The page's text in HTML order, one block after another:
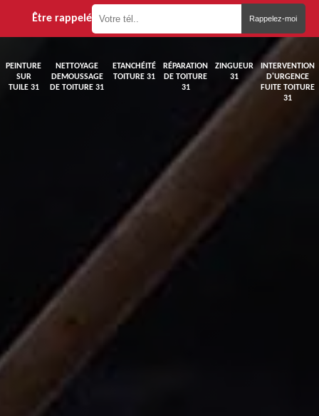
Être rappelé
PEINTURE
SUR
TUILE 31
NETTOYAGE
DEMOUSSAGE
DE TOITURE 31
ETANCHÉITÉ
TOITURE 31
RÉPARATION
DE TOITURE
31
ZINGUEUR
31
INTERVENTION
D'URGENCE
FUITE TOITURE
31